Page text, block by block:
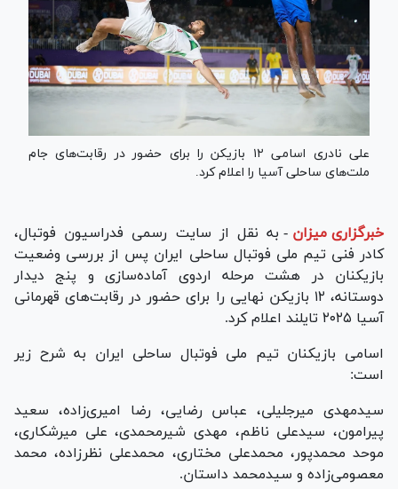
علی نادری اسامی ۱۲ بازیکن را برای حضور در رقابت‌های جام
ملت‌های ساحلی آسیا را اعلام کرد.
خبرگزاری میزان - به نقل از سایت رسمی فدراسیون فوتبال،
کادر فنی تیم ملی فوتبال ساحلی ایران پس از بررسی وضعیت
بازیکنان در هشت مرحله اردوی آماده‌سازی و پنج دیدار
دوستانه، ۱۲ بازیکن نهایی را برای حضور در رقابت‌های قهرمانی
آسیا ۲۰۲۵ تایلند اعلام کرد.
اسامی بازیکنان تیم ملی فوتبال ساحلی ایران به شرح زیر
است:
سیدمهدی میرجلیلی، عباس رضایی، رضا امیری‌زاده، سعید
پیرامون، سیدعلی ناظم، مهدی شیرمحمدی، علی میرشکاری،
موحد محمدپور، محمدعلی مختاری، محمدعلی نظرزاده، محمد
معصومی‌زاده و سیدمحمد داستان.